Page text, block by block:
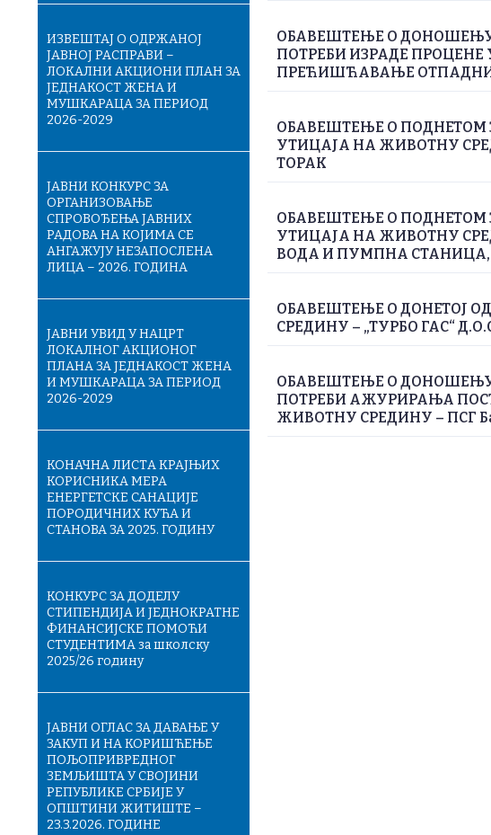
ИЗВЕШТАЈ О ОДРЖАНОЈ
ЈАВНОЈ РАСПРАВИ –
ЛОКАЛНИ АКЦИОНИ ПЛАН ЗА
ЈЕДНАКОСТ ЖЕНА И
МУШКАРАЦА ЗА ПЕРИОД
2026-2029
ЈАВНИ КОНКУРС ЗА
ОРГАНИЗОВАЊЕ
СПРОВОЂЕЊА ЈАВНИХ
РАДОВА НА КОЈИМА СЕ
АНГАЖУЈУ НЕЗАПОСЛЕНА
ЛИЦА – 2026. ГОДИНА
ЈАВНИ УВИД У НАЦРТ
ЛОКАЛНОГ АКЦИОНОГ
ПЛАНА ЗА ЈЕДНАКОСТ ЖЕНА
И МУШКАРАЦА ЗА ПЕРИОД
2026-2029
КОНАЧНA ЛИСТA КРАЈЊИХ
КОРИСНИКА МЕРА
ЕНЕРГЕТСКЕ САНАЦИЈЕ
ПОРОДИЧНИХ КУЋА И
СТАНОВА ЗА 2025. ГОДИНУ
КОНКУРС ЗА ДОДЕЛУ
СТИПЕНДИЈА И ЈЕДНОКРАТНЕ
ФИНАНСИЈСКЕ ПОМОЋИ
СТУДЕНТИМА за школску
2025/26 годину
ЈАВНИ ОГЛАС ЗА ДАВАЊЕ У
ЗАКУП И НА КОРИШЋЕЊЕ
ПОЉОПРИВРЕДНОГ
ЗЕМЉИШТА У СВОЈИНИ
РЕПУБЛИКЕ СРБИЈЕ У
ОПШТИНИ ЖИТИШТЕ –
23.3.2026. ГОДИНЕ
ОБАВЕШТЕЊЕ О
ПОТРЕБИ ИЗРАДЕ
ПРЕЋИШЋАВАЊЕ
ОБАВЕШТЕЊЕ О ПОДНЕТОМ
УТИЦАЈА НА ЖИВОТНУ
ТОРАК
ОБАВЕШТЕЊЕ О ПОДНЕТОМ
УТИЦАЈА НА ЖИВОТНУ
ВОДА И ПУМПНА
ОБАВЕШТЕЊЕ О ДОНЕТОЈ
СРЕДИНУ – „ТУРБО ГАС“
ОБАВЕШТЕЊЕ О
ПОТРЕБИ АЖУРИРАЊА
ЖИВОТНУ СРЕДИНУ – ПСГ